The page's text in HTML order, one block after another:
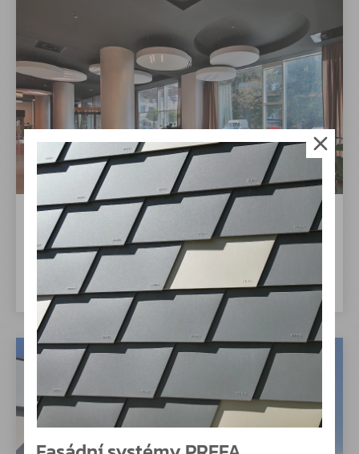
14. 10. 2024
Hotel Imperial Ostrava
Prosklené velkoplošné výkladce vstupní haly
Více zde